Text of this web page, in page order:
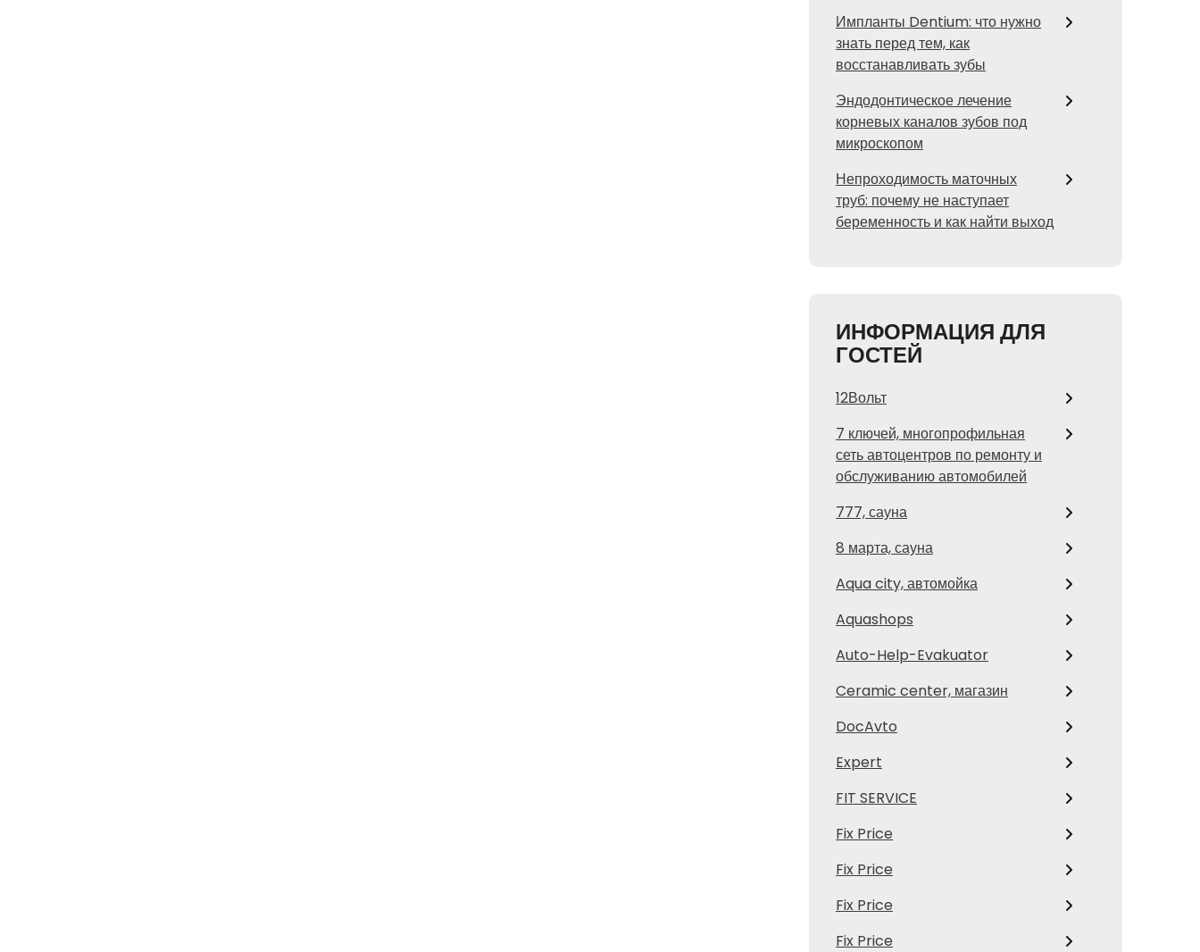
Импланты Dentium: что нужно
знать перед тем, как
восстанавливать зубы
Эндодонтическое лечение
корневых каналов зубов под
микроскопом
Непроходимость маточных
труб: почему не наступает
беременность и как найти выход
ИНФОРМАЦИЯ ДЛЯ
ГОСТЕЙ
12Вольт
7 ключей, многопрофильная
сеть автоцентров по ремонту и
обслуживанию автомобилей
777, сауна
8 марта, сауна
Aqua city, автомойка
Aquashops
Auto-Help-Evakuator
Ceramic center, магазин
DocAvto
Expert
FIT SERVICE
Fix Price
Fix Price
Fix Price
Fix Price